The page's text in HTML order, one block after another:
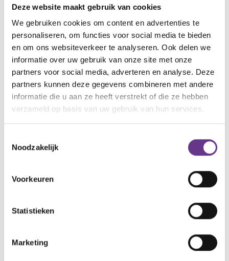
Deze website maakt gebruik van cookies
We gebruiken cookies om content en advertenties te
personaliseren, om functies voor social media te bieden
en om ons websiteverkeer te analyseren. Ook delen we
informatie over uw gebruik van onze site met onze
partners voor social media, adverteren en analyse. Deze
partners kunnen deze gegevens combineren met andere
informatie die u aan ze heeft verstrekt of die ze hebben
verzameld op basis van uw gebruik van hun services.
Noodzakelijk
Voorkeuren
Statistieken
Marketing
Ik zou willen dat ik kon eindigen dat
het nu is opgelost en gestopt, maar
dat kan ik niet.
Gelukkig denken de begeleiders van de
dagbesteding goed mee om ons te helpen in dit
proces. Ook is er een gedragsdeskundige betrokken
om te kijken waar dit gedrag vandaan komt bij Job.
Maar ik zal ik er alles aan doen om hem te helpen
Digna Verheul (39), de schrijfster van dit blog, is
heeft een vorm van autisme.
Digna werkt ruim 20
jeugdpsychiatrie en gehandicaptenzorg was zij